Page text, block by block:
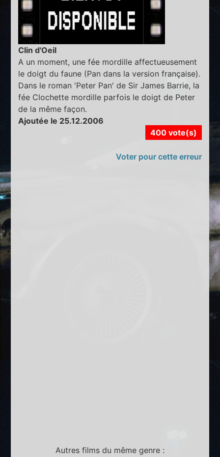
Clin d'Oeil
A un moment, une fée mordille affectueusement
le doigt du faune (Pan dans la version française).
Dans le roman 'Peter Pan' de Sir James Barrie, la
fée Clochette mordille parfois le doigt de Peter
de la même façon.
Ajoutée le 25.12.2006
400 vote(s)
Voter pour cette erreur
Autres films du même genre :